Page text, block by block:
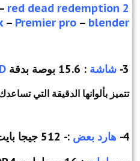
red dead redemption 2
– Premier pro – blender
3- شاشة : 15.6 بوصة بدقة
تتميز بألوانها الدقيقة التي
4- هارد بعض :- 512 جيجا بايت SSD M.2 للسرعة